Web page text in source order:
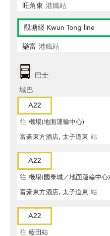
旺角東 港鐵站
觀塘綫 Kwun Tong line
樂富 港鐵站
巴士
城巴
A22
往 機場(地面運輸中心)
富豪東方酒店, 太子道東 站
A22
往 機場(國泰城／地面運輸中心)
富豪東方酒店, 太子道東 站
A22
往 藍田站